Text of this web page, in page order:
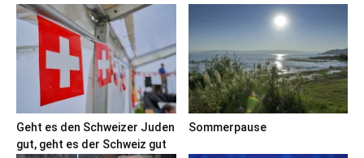
Geht es den Schweizer Juden
gut, geht es der Schweiz gut
Sommerpause